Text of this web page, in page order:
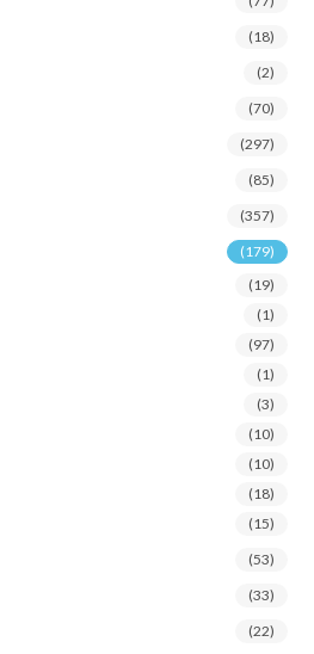
(18)
(2)
(70)
(297)
(85)
(357)
(179)
(19)
(1)
(97)
(1)
(3)
(10)
(10)
(18)
(15)
(53)
(33)
(22)